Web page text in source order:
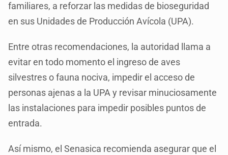
familiares, a reforzar las medidas de bioseguridad
en sus Unidades de Producción Avícola (UPA).
Entre otras recomendaciones, la autoridad llama a
evitar en todo momento el ingreso de aves
silvestres o fauna nociva, impedir el acceso de
personas ajenas a la UPA y revisar minuciosamente
las instalaciones para impedir posibles puntos de
entrada.
Así mismo, el Senasica recomienda asegurar que el